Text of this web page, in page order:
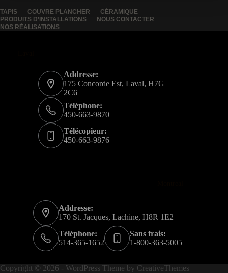
TAPIS COUVRE PLANCHER
CÉRAMIQUE
PRODUITS D’INSTALLATIONS
NOUS CONTACTER
NOS RÉALISATIONS
Addresse:
175 Concorde Est, Laval, H7G
2C6
Téléphone:
450-663-9870
Télécopieur:
450-663-9876
Addresse:
170 St. Jacques, Lachine, H8R 1E2
Téléphone:
514-365-1652
Sans frais:
1-800-363-5005
Copyright © 2026 - WordPress Theme by CreativeThemes